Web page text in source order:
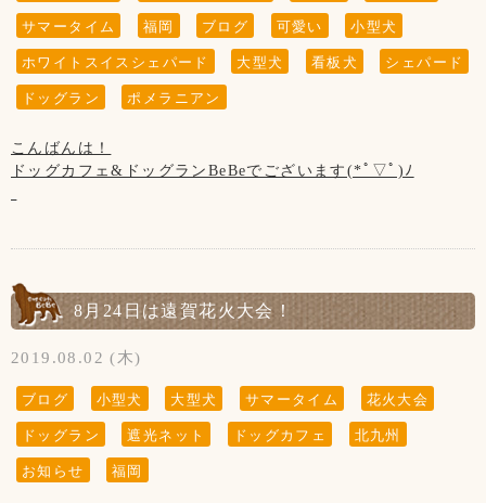
◆トリミングのみ(お預け、お迎え時)、テイクアウトのみの
ご利用のお客様は出来るだけお1人様でのご入店にご協力下さ
いませ。
で、テラスは2組様まで)
いませ。
【営業時間について】
たが、
コロナウイルスがまだ落ち着いておりませんので、まだしば
らくの間は
11:00～19:00
(ラストオーダー18:00)
※①サマータイム(営業時間の詳細は↓に記載しています)は今
※②夏季限定メニュー☆トマト冷製パスタ★も今月まで！
【9月の店休日】
10月からの消費税増税に伴いまして、
10月1日(火)より当店も価格変更させていただきます。ご了承
くださいませ。
〈価格変更対象〉
・トリミング(基本料金)
【サマータイム】
6月1日(土)～9月30(月)の期間中は、営業時間が変わります！
サマータイム 福岡 ブログ 可愛い 小型犬
ホワイトスイスシェパード 大型犬 看板犬 シェパード
ドッグラン ポメラニアン
こんばんは！
ドッグカフェ&ドッグランBeBeでございます(*ﾟ▽ﾟ)ﾉ
※①サマータイム(営業時間の詳細は↓に記載しています)は今
月まで！
【9月の店休日】
5日、12日、19日、26日の木曜日と
8月24日は遠賀花火大会！
2019.08.02 (木)
ブログ 小型犬 大型犬 サマータイム 花火大会
ドッグラン 遮光ネット ドッグカフェ 北九州
お知らせ 福岡